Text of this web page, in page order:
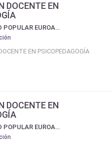
DOCENTE EN
UPEA UNIVERSIDAD POPULAR EUROAMERICANA
EN PSICOPEDAGOGÍA
DOCENTE EN
UPEA UNIVERSIDAD POPULAR EUROAMERICANA